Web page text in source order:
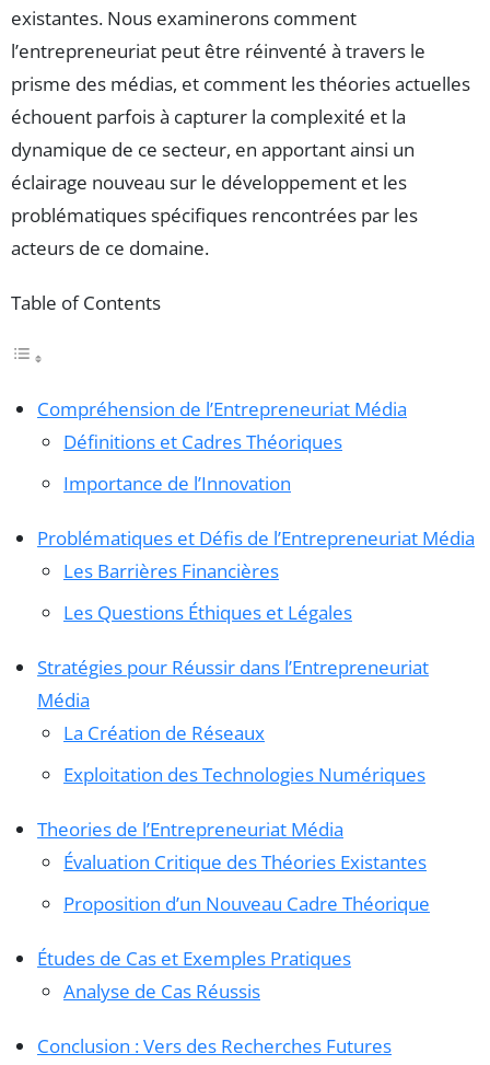
existantes. Nous examinerons comment
l’entrepreneuriat peut être réinventé à travers le
prisme des médias, et comment les théories actuelles
échouent parfois à capturer la complexité et la
dynamique de ce secteur, en apportant ainsi un
éclairage nouveau sur le développement et les
problématiques spécifiques rencontrées par les
acteurs de ce domaine.
Table of Contents
Compréhension de l’Entrepreneuriat Média
Définitions et Cadres Théoriques
Importance de l’Innovation
Problématiques et Défis de l’Entrepreneuriat Média
Les Barrières Financières
Les Questions Éthiques et Légales
Stratégies pour Réussir dans l’Entrepreneuriat
Média
La Création de Réseaux
Exploitation des Technologies Numériques
Theories de l’Entrepreneuriat Média
Évaluation Critique des Théories Existantes
Proposition d’un Nouveau Cadre Théorique
Études de Cas et Exemples Pratiques
Analyse de Cas Réussis
Conclusion : Vers des Recherches Futures